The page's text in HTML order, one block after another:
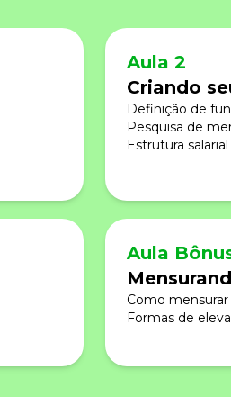
Aula 2
Criando
Definição de
Pesquisa de
Estrutura
Aula
Como mensurar
Formas de